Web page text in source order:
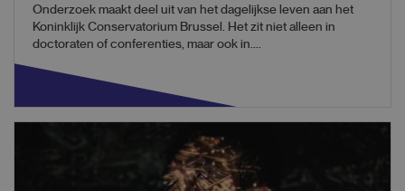
Onderzoek maakt deel uit van het dagelijkse leven aan het
Koninklijk Conservatorium Brussel. Het zit niet alleen in
doctoraten of conferenties, maar ook in....